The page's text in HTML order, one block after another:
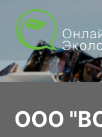
ООО